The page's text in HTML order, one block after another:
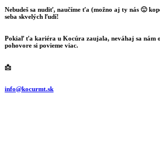
Nebudeš sa nudiť, naučíme ťa (možno aj ty nás 🙂
seba skvelých ľudí!
Pokiaľ ťa kariéra u Kocúra zaujala, neváhaj sa nám
pohovore si povieme viac.
📩
info@kocurmt.sk